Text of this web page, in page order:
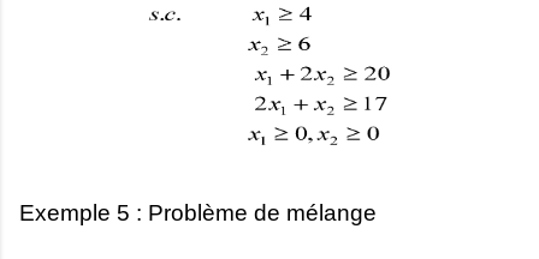
Exemple 5 : Problème de mélange